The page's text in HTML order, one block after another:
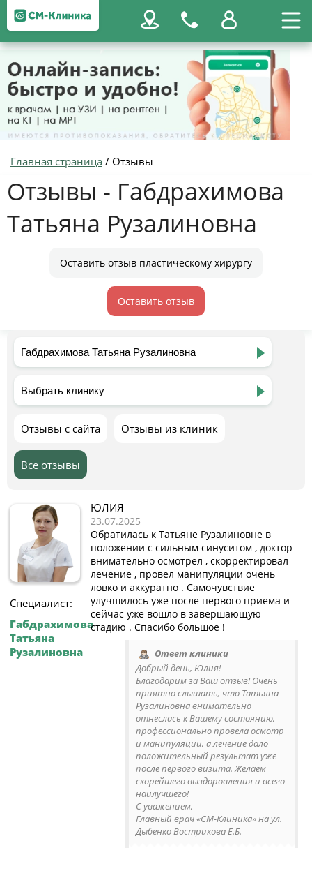
Главная страница / Отзывы
Отзывы - Габдрахимова
Татьяна Рузалиновна
Оставить отзыв пластическому хирургу
Оставить отзыв
Отзывы с сайта Отзывы из клиник
Все отзывы
Специалист:
Габдрахимова
Татьяна
Рузалиновна
ЮЛИЯ
23.07.2025
Обратилась к Татьяне Рузалиновне в
положении с сильным синуситом , доктор
внимательно осмотрел , скорректировал
лечение , провел манипуляции очень
ловко и аккуратно . Самочувствие
улучшилось уже после первого приема и
сейчас уже вошло в завершающую
стадию . Спасибо большое !
Ответ клиники
Добрый день, Юлия!
Благодарим за Ваш отзыв! Очень
приятно слышать, что Татьяна
Рузалиновна внимательно
отнеслась к Вашему состоянию,
профессионально провела осмотр
и манипуляции, а лечение дало
положительный результат уже
после первого визита. Желаем
скорейшего выздоровления и всего
наилучшего!
С уважением,
Главный врач «СМ-Клиника» на ул.
Дыбенко Вострикова Е.Б.